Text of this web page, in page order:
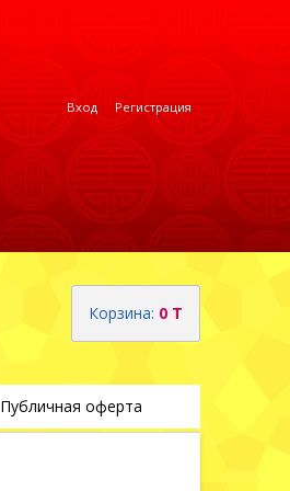
Вход Регистрация
Корзина: 0 T
Публичная оферта